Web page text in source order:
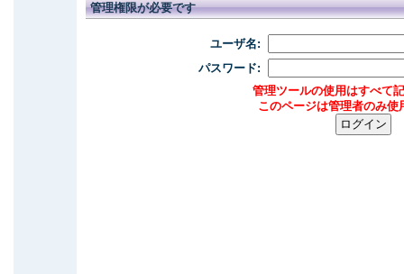
管理権限が必要です
ユーザ名:
パスワード:
管理ツールの使用はすべて
このページは管理者のみ使